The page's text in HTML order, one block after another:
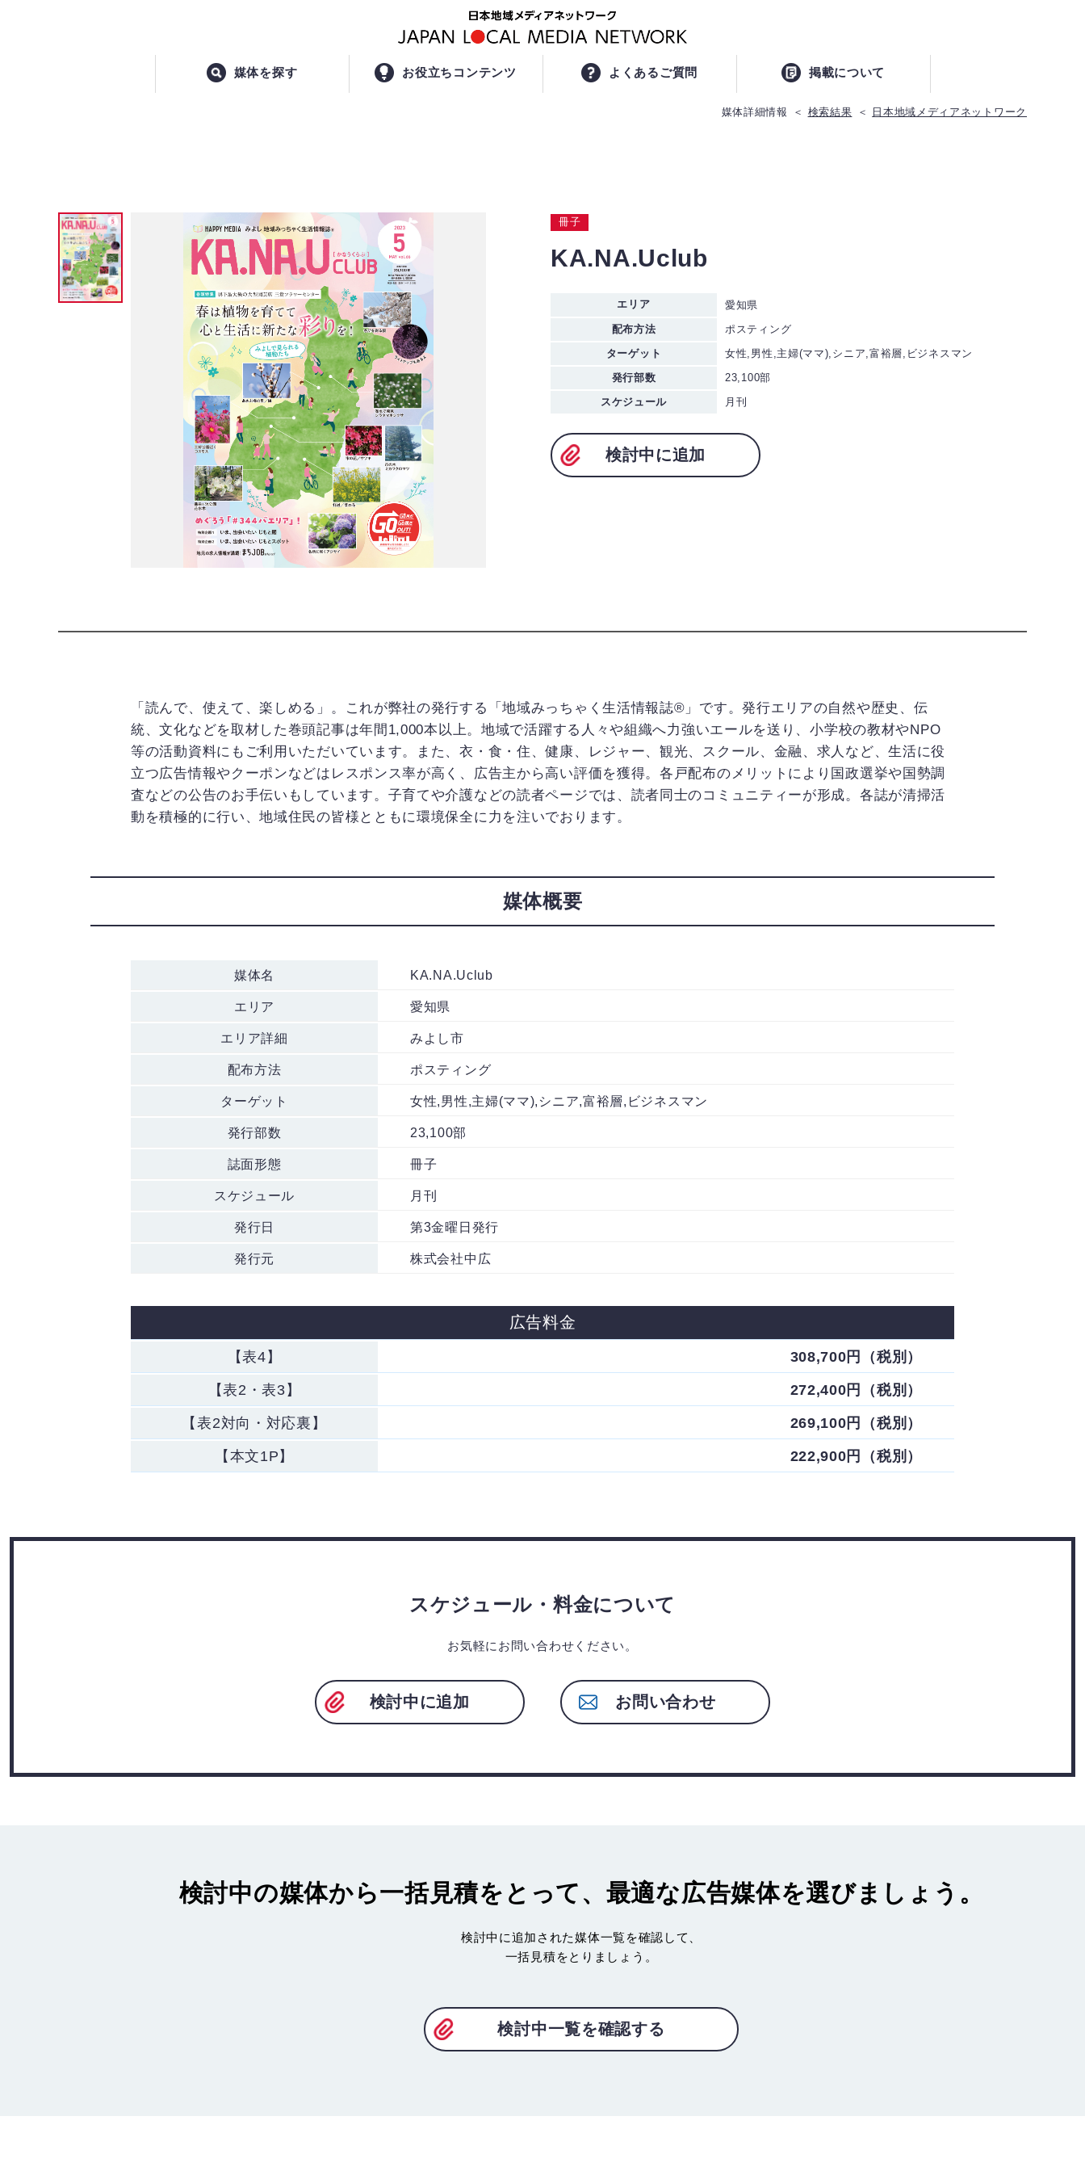
媒体を探す お役立ちコンテンツ よくあるご質問 掲載について
日本地域メディアネットワーク
検索結果
媒体詳細情報
冊子
KA.NA.Uclub
エリア 愛知県
配布方法 ポスティング
ターゲット 女性,男性,主婦(ママ),シニア,富裕層,ビジネスマン
発行部数 23,100部
スケジュール 月刊
検討中に追加
「読んで、使えて、楽しめる」。これが弊社の発行する「地域みっちゃく生活情報誌®」です。発行エリアの自然や歴史、伝
統、文化などを取材した巻頭記事は年間1,000本以上。地域で活躍する人々や組織へ力強いエールを送り、小学校の教材やNPO
等の活動資料にもご利用いただいています。また、衣・食・住、健康、レジャー、観光、スクール、金融、求人など、生活に役
立つ広告情報やクーポンなどはレスポンス率が高く、広告主から高い評価を獲得。各戸配布のメリットにより国政選挙や国勢調
査などの公告のお手伝いもしています。子育てや介護などの読者ページでは、読者同士のコミュニティーが形成。各誌が清掃活
動を積極的に行い、地域住民の皆様とともに環境保全に力を注いでおります。
媒体概要
媒体名 KA.NA.Uclub
エリア 愛知県
エリア詳細 みよし市
配布方法 ポスティング
ターゲット 女性,男性,主婦(ママ),シニア,富裕層,ビジネスマン
発行部数 23,100部
誌面形態 冊子
スケジュール 月刊
発行日 第3金曜日発行
発行元 株式会社中広
広告料金
【表4】 308,700円（税別）
【表2・表3】 272,400円（税別）
【表2対向・対応裏】 269,100円（税別）
【本文1P】 222,900円（税別）
スケジュール・料金について
お気軽にお問い合わせください。
検討中に追加 お問い合わせ
検討中の媒体から一括見積をとって、最適な広告媒体を選びましょう。
検討中に追加された媒体一覧を確認して、
一括見積をとりましょう。
検討中一覧を確認する